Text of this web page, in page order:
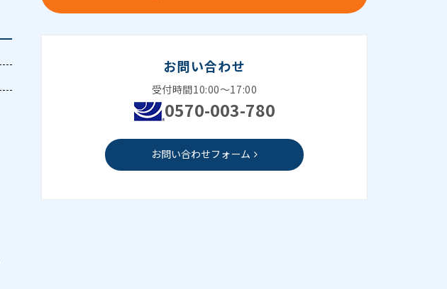
お問い合わせ
受付時間10:00～17:00
0570-003-780
お問い合わせフォーム